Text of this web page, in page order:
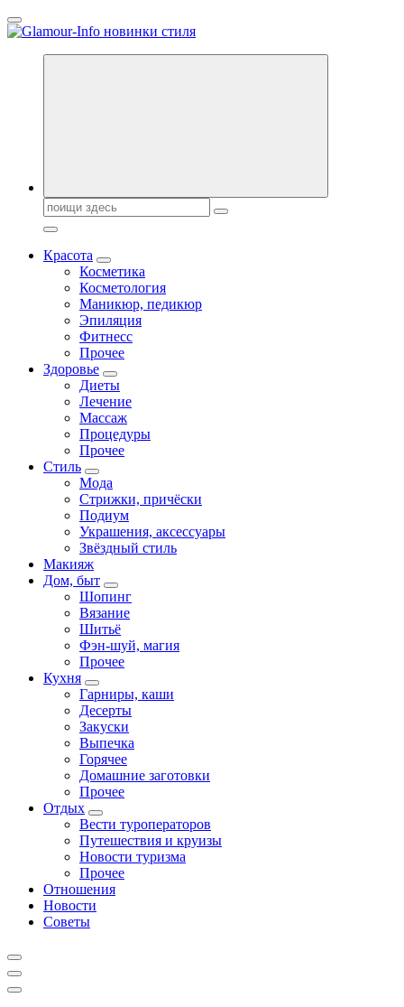
Перейти
к
Секреты молодости, красоты и долголетия. Гламурный журнал
Поиск:
Красота
Косметика
Косметология
Маникюр, педикюр
Эпиляция
Фитнесс
Прочее
Здоровье
Диеты
Лечение
Массаж
Процедуры
Прочее
Стиль
Мода
Стрижки, причёски
Подиум
Украшения, аксессуары
Звёздный стиль
Макияж
Дом, быт
Шопинг
Вязание
Шитьё
Фэн-шуй, магия
Прочее
Кухня
Гарниры, каши
Десерты
Закуски
Выпечка
Горячее
Домашние заготовки
Прочее
Отдых
Вести туроператоров
Путешествия и круизы
Новости туризма
Прочее
Отношения
Новости
Советы